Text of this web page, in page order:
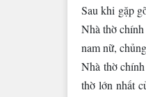
Sau khi gặp
Nhà thờ
nam nữ,
Nhà thờ
thờ lớn nhất